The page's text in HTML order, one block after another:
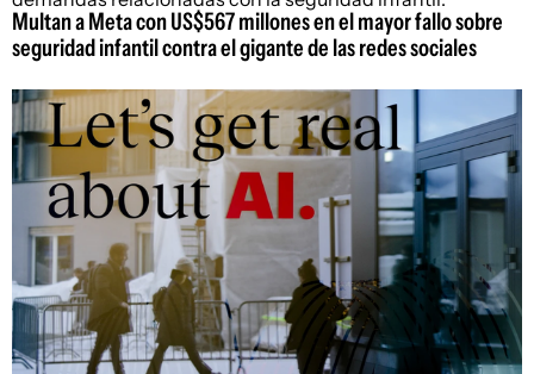
Multan a Meta con US$567 millones en el mayor fallo sobre
seguridad infantil contra el gigante de las redes sociales